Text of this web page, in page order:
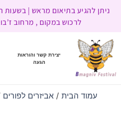
לרכוש במקום , מרחוב ז’בוטינסקי
יצירת קשר והוראות
הגעה
עמוד הבית/ אביזרים לפורים